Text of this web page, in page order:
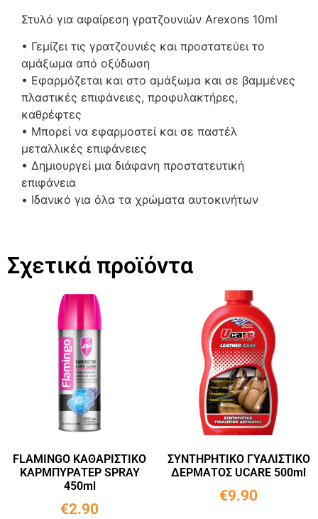
Στυλό για αφαίρεση γρατζουνιών Arexons 10ml
• Γεμίζει τις γρατζουνιές και προστατεύει το
αμάξωμα από οξύδωση
• Εφαρμόζεται και στο αμάξωμα και σε βαμμένες
πλαστικές επιφάνειες, προφυλακτήρες,
καθρέφτες
• Μπορεί να εφαρμοστεί και σε παστέλ
μεταλλικές επιφάνειες
• Δημιουργεί μια διάφανη προστατευτική
επιφάνεια
• Ιδανικό για όλα τα χρώματα αυτοκινήτων
Σχετικά προϊόντα
FLAMINGO ΚΑΘΑΡΙΣΤΙΚΟ
ΚΑΡΜΠΥΡΑΤΕΡ SPRAY
450ml
€2.90
ΣΥΝΤΗΡΗΤΙΚΟ ΓΥΑΛΙΣΤΙΚΟ
ΔΕΡΜΑΤΟΣ UCARE 500ml
€9.90